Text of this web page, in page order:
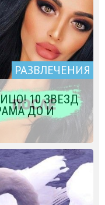
РАЗВЛЕЧЕНИЯ
10 ЗВЕЗД
ДО И